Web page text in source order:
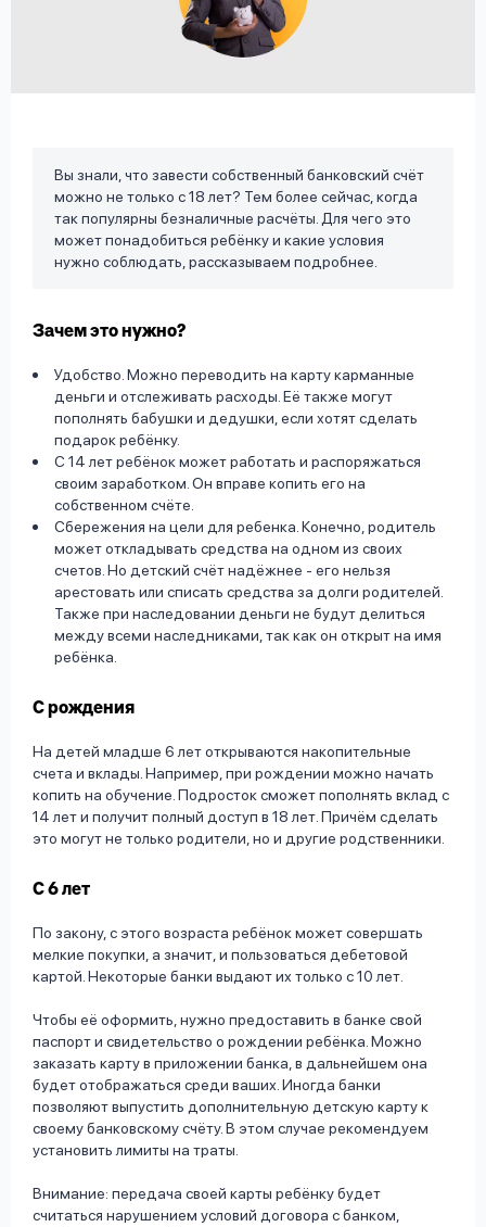
Вы знали, что завести собственный банковский счёт
можно не только с 18 лет? Тем более сейчас, когда
так популярны безналичные расчёты. Для чего это
может понадобиться ребёнку и какие условия
нужно соблюдать, рассказываем подробнее.
Зачем это нужно?
Удобство. Можно переводить на карту карманные
деньги и отслеживать расходы. Её также могут
пополнять бабушки и дедушки, если хотят сделать
подарок ребёнку.
С 14 лет ребёнок может работать и распоряжаться
своим заработком. Он вправе копить его на
собственном счёте.
Сбережения на цели для ребенка. Конечно, родитель
может откладывать средства на одном из своих
счетов. Но детский счёт надёжнее - его нельзя
арестовать или списать средства за долги родителей.
Также при наследовании деньги не будут делиться
между всеми наследниками, так как он открыт на имя
ребёнка.
С рождения
На детей младше 6 лет открываются накопительные
счета и вклады. Например, при рождении можно начать
копить на обучение. Подросток сможет пополнять вклад с
14 лет и получит полный доступ в 18 лет. Причём сделать
это могут не только родители, но и другие родственники.
С 6 лет
По закону, с этого возраста ребёнок может совершать
мелкие покупки, а значит, и пользоваться дебетовой
картой. Некоторые банки выдают их только с 10 лет.
Чтобы её оформить, нужно предоставить в банке свой
паспорт и свидетельство о рождении ребёнка. Можно
заказать карту в приложении банка, в дальнейшем она
будет отображаться среди ваших. Иногда банки
позволяют выпустить дополнительную детскую карту к
своему банковскому счёту. В этом случае рекомендуем
установить лимиты на траты.
Внимание: передача своей карты ребёнку будет
считаться нарушением условий договора с банком,
Оформить заявку
Ответы
на
вопросы